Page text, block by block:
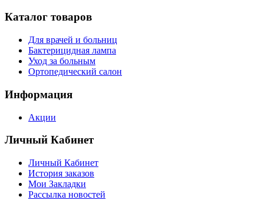
Каталог товаров
Для врачей и больниц
Бактерицидная лампа
Уход за больным
Ортопедический салон
Информация
Акции
Личный Кабинет
Личный Кабинет
История заказов
Мои Закладки
Рассылка новостей